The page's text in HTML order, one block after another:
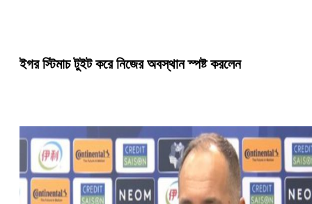
ইগর স্টিমাচ টুইট করে নিজের অবস্থান স্পষ্ট করলেন